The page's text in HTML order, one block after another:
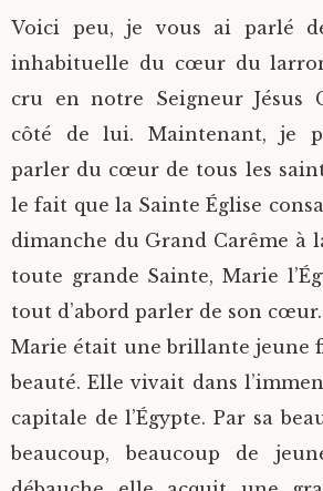
Voici peu, je vous ai parlé
inhabituelle du cœur du
cru en notre Seigneur Jésus
côté de lui. Maintenant, je
parler du cœur de tous les
le fait que la Sainte Église
dimanche du Grand Carême à
toute grande Sainte, Marie
tout d’abord parler de son cœur.
Marie était une brillante jeune
beauté. Elle vivait dans
capitale de l’Égypte. Par sa
beaucoup, beaucoup de